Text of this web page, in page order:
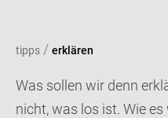
tipps / erklären
Was sollen wir denn
nicht, was los ist. Wie